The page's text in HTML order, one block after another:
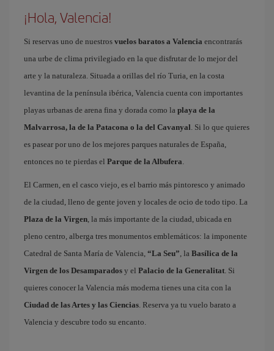
¡Hola, Valencia!
Si reservas uno de nuestros vuelos baratos a Valencia encontrarás
una urbe de clima privilegiado en la que disfrutar de lo mejor del
arte y la naturaleza. Situada a orillas del río Turia, en la costa
levantina de la península ibérica, Valencia cuenta con importantes
playas urbanas de arena fina y dorada como la playa de la
Malvarrosa, la de la Patacona o la del Cavanyal. Si lo que quieres
es pasear por uno de los mejores parques naturales de España,
entonces no te pierdas el Parque de la Albufera.
El Carmen, en el casco viejo, es el barrio más pintoresco y animado
de la ciudad, lleno de gente joven y locales de ocio de todo tipo. La
Plaza de la Virgen, la más importante de la ciudad, ubicada en
pleno centro, alberga tres monumentos emblemáticos: la imponente
Catedral de Santa María de Valencia, “La Seu”, la Basílica de la
Virgen de los Desamparados y el Palacio de la Generalitat. Si
quieres conocer la Valencia más moderna tienes una cita con la
Ciudad de las Artes y las Ciencias. Reserva ya tu vuelo barato a
Valencia y descubre todo su encanto.